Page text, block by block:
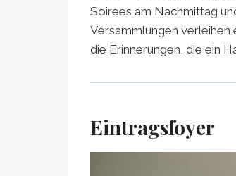
Soirees am Nachmittag
Versammlungen verleihen
die Erinnerungen, die ein
Eintragsfoyer